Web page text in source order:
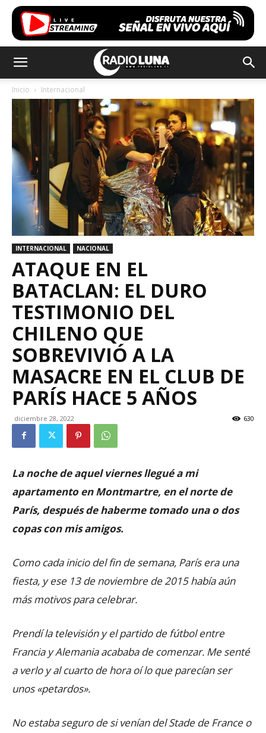
Inicio Internacional
INTERNACIONAL NACIONAL
ATAQUE EN EL
BATACLAN: EL DURO
TESTIMONIO DEL
CHILENO QUE
SOBREVIVIÓ A LA
MASACRE EN EL CLUB DE
PARÍS HACE 5 AÑOS
diciembre 28, 2022 630
La noche deaquelviernes llegué a mi
apartamento en Montmartre, en el norte de
París, después de haberme tomado una o dos
copas con mis amigos.
Como cada inicio del fin de semana, París era una
fiesta, y ese 13 de noviembre de 2015 había aún
más motivos para celebrar.
Prendí la televisión y el partido de fútbol entre
Francia y Alemania acababa de comenzar. Me senté
a verlo y al cuarto de hora oí lo que parecían ser
unos «petardos».
No estaba seguro de si venían delStade de France o